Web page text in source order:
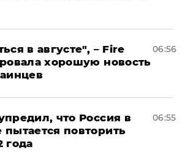
в августе", – Fire
хорошую новость
06:56
что Россия в
повторить
года
06:55